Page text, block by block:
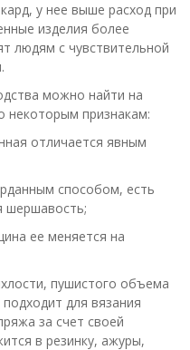
у нее выше расход при
изделия более
людям с чувствительной
можно найти на
некоторым признакам:
отличается явным
способом, есть
шершавость;
ее меняется на
пушистого объема
для вязания
за счет своей
в резинку, ажуры,